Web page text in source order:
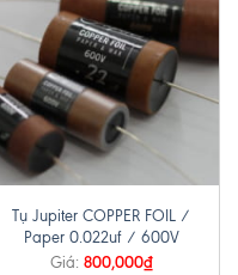
Tụ Jupiter COPPER FOIL /
Paper 0.022uf / 600V
Giá: 800,000₫